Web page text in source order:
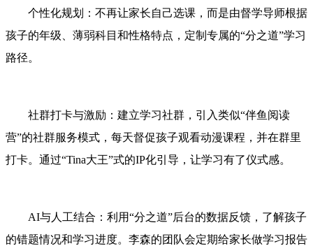
个性化规划：不再让家长自己选课，而是由督学导师根据
孩子的年级、薄弱科目和性格特点，定制专属的“分之道”学习
路径。
社群打卡与激励：建立学习社群，引入类似“伴鱼阅读
营”的社群服务模式，每天督促孩子观看动漫课程，并在群里
打卡。通过“Tina大王”式的IP化引导，让学习有了仪式感。
AI与人工结合：利用“分之道”后台的数据反馈，了解孩子
的错题情况和学习进度。李森的团队会定期给家长做学习报告